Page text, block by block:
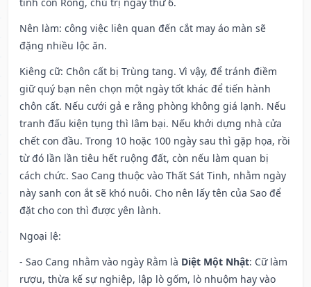
Nên làm: công việc liên quan đến cắt may áo màn sẽ
đặng nhiều lộc ăn.
Kiêng cữ: Chôn cất bị Trùng tang. Vì vậy, để tránh điềm
giữ quý bạn nên chọn một ngày tốt khác để tiến hành
chôn cất. Nếu cưới gả e rằng phòng không giá lạnh. Nếu
tranh đấu kiện tụng thì lâm bại. Nếu khởi dựng nhà cửa
chết con đầu. Trong 10 hoặc 100 ngày sau thì gặp họa, rồi
từ đó lần lần tiêu hết ruộng đất, còn nếu làm quan bị
cách chức. Sao Cang thuộc vào Thất Sát Tinh, nhằm ngày
này sanh con ắt sẽ khó nuôi. Cho nên lấy tên của Sao để
đặt cho con thì được yên lành.
Ngoại lệ:
- Sao Cang nhằm vào ngày Rằm là Diệt Một Nhật: Cữ làm
rượu, thừa kế sự nghiệp, lập lò gốm, lò nhuộm hay vào